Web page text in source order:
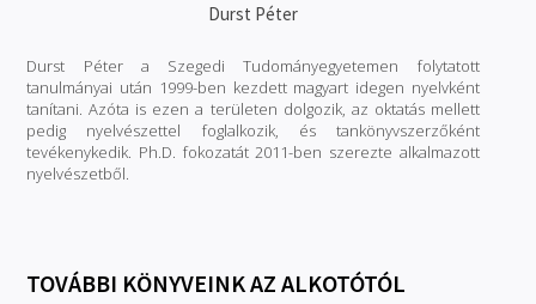
Durst Péter
Durst Péter a Szegedi Tudományegyetemen folytatott
tanulmányai után 1999-ben kezdett magyart idegen nyelvként
tanítani. Azóta is ezen a területen dolgozik, az oktatás mellett
pedig nyelvészettel foglalkozik, és tankönyvszerzőként
tevékenykedik. Ph.D. fokozatát 2011-ben szerezte alkalmazott
nyelvészetből.
TOVÁBBI KÖNYVEINK AZ ALKOTÓTÓL